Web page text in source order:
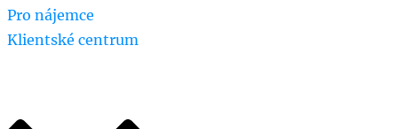
Pro nájemce
Klientské centrum